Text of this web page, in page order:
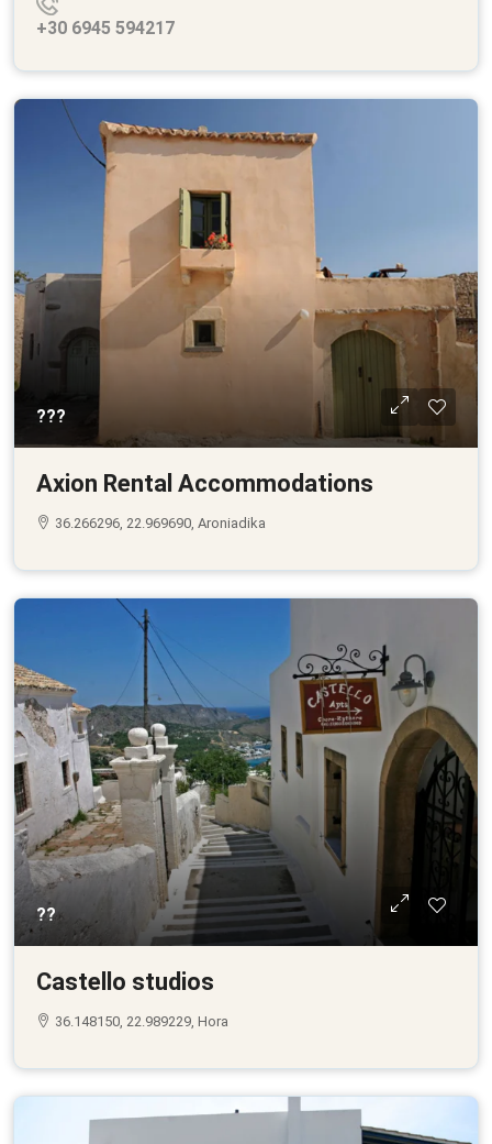
+30 6945 594217
???
Axion Rental Accommodations
36.266296, 22.969690, Aroniadika
??
Castello studios
36.148150, 22.989229, Hora